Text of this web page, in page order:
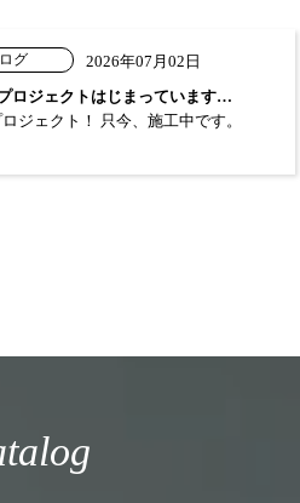
グ
2026年07月02日
ロジェクトはじまっています…
ジェクト！ 只今、施工中です。